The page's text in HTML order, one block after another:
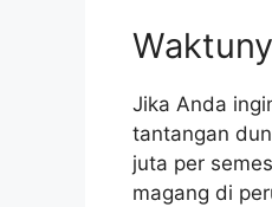
Jika Anda
tantangan
juta per
magang di